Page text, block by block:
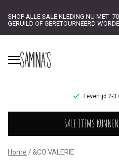
SHOP ALLE SALE KLEDING NU MET -
GERUILD OF GERETOURNEERD
Levertijd 2-3
&CO
VALERIE
SALE ITEMS
Home &CO VALERIE